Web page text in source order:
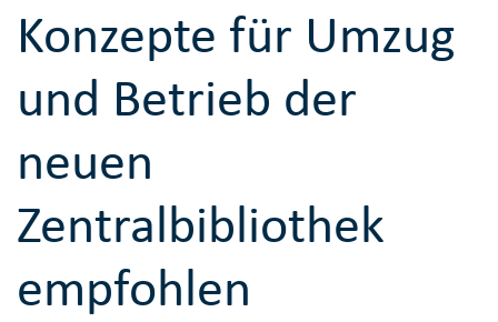
Konzepte für Umzug
und Betrieb der
neuen
Zentralbibliothek
empfohlen